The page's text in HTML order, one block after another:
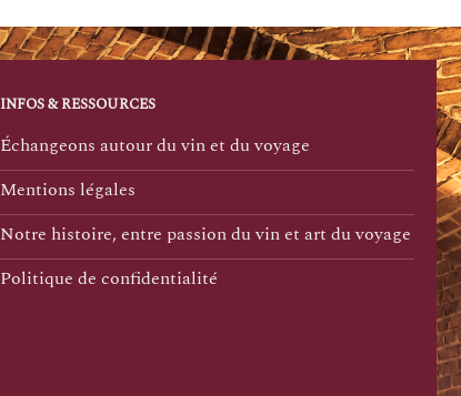
INFOS & RESSOURCES
Échangeons autour du vin et du voyage
Mentions légales
Notre histoire, entre passion du vin et art du voyage
Politique de confidentialité